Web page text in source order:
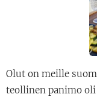
Olut on meille
teollinen panimo